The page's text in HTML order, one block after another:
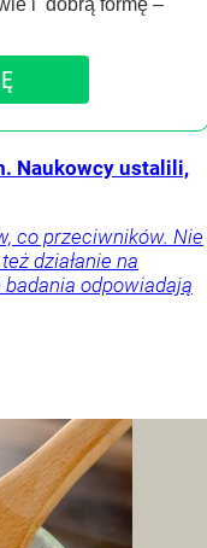
i dobrą formę –
Naukowcy ustalili,
co przeciwników. Nie
działanie na
badania odpowiadają